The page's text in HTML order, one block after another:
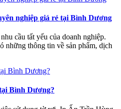
nghiệp giá rẻ tại Bình Dương
cầu tất yếu của doanh nghiệp.
những thông tin về sản phẩm, dịch
Bình Dương?